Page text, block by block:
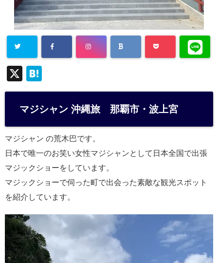
X
at
e
a
マジシャン 沖縄旅 那覇市・波上宮
マジシャン の荒木巴です。
日本で唯一のお笑い女性マジシャンとして日本全国で出張
マジックショーをしています。
マジックショーで伺った町で出会った素敵な観光スポット
を紹介しています。